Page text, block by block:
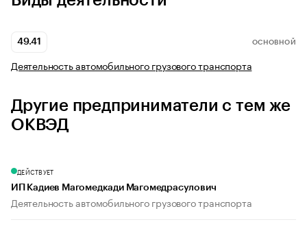
49.41 ОСНОВНОЙ
Деятельность автомобильного грузового транспорта
Другие предприниматели с тем же
ОКВЭД
ДЕЙСТВУЕТ
ИП Кадиев Магомедкади Магомедрасулович
Деятельность автомобильного грузового транспорта